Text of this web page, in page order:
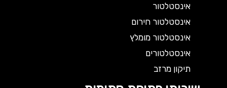
אינסטלטור
אינסטלטור חירום
אינסטלטור מומלץ
אינסטלטורים
תיקון מרזב